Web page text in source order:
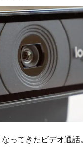
ってきたビデオ通話。